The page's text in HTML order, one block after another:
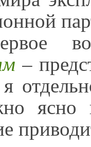
–
ясно